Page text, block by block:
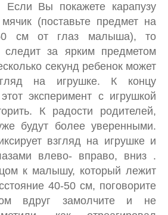
Если Вы покажете карапузу
(поставьте предмет на
50 см от глаз малыша), то
за ярким предметом
секунд ребенок может
на игрушке. К концу
эксперимент с игрушкой
К радости родителей,
будут более уверенными.
взгляд на игрушке и
влево- вправо, вниз .
к малышу, который лежит
40-50 см, поговорите
вдруг замолчите и не